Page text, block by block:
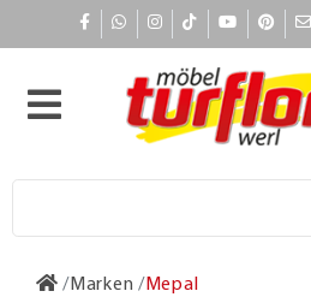
Marken Mepal